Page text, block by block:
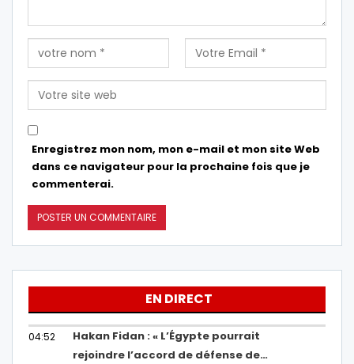
Enregistrez mon nom, mon e-mail et mon site Web
dans ce navigateur pour la prochaine fois que je
commenterai.
EN DIRECT
04:52
Hakan Fidan : « L’Égypte pourrait
rejoindre l’accord de défense de…